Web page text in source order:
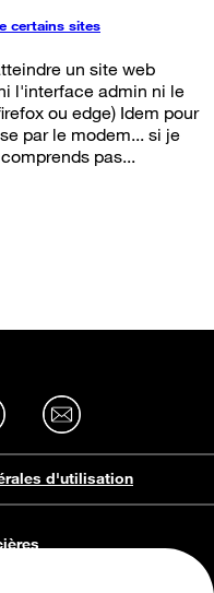
certains sites
un site web
l'interface admin ni le
ou edge) Idem pour
par le modem... si je
pas...
d'utilisation